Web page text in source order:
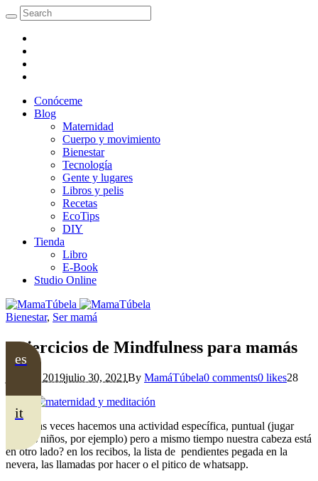
es
it
Conóceme
Blog
Maternidad
Cuerpo y movimiento
Bienestar
Tecnología
Gente y lugares
Libros y pelis
Recetas
EcoTips
DIY
Tienda
Libro
E-Book
Studio Online
Bienestar, Ser mamá
4 ejercicios de Mindfulness para mamás
junio 1, 2019julio 30, 2021By MamáTúbela0 comments0 likes28
¿Cuántas veces hacemos una actividad específica, puntual (jugar
con los niños, por ejemplo) pero a mismo tiempo nuestra cabeza está
en otro lado? en los recibos, la lista de pendientes pegada en la
nevera, las llamadas por hacer o el pitico de whatsapp.